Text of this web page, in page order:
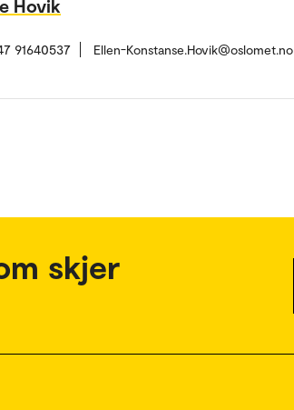
Hovik
91640537 Ellen-Konstanse.Hovik@oslomet.no
skjer